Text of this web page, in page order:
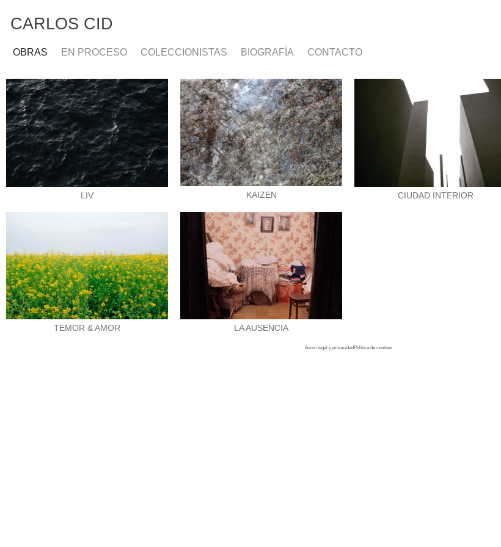
CARLOS CID
OBRAS EN PROCESO COLECCIONISTAS BIOGRAFÍA CONTACTO
LIV KAIZEN CIUDAD INTERIOR
TEMOR & AMOR LA AUSENCIA
Aviso legal y privacidad Política de cookies